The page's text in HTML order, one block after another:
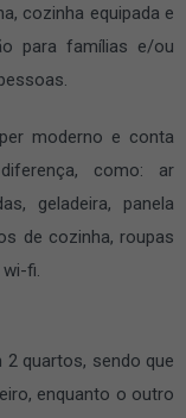
cozinha equipada e
para famílias e/ou
moderno e conta
como: ar
geladeira, panela
de cozinha, roupas
fi.
quartos, sendo que
enquanto o outro